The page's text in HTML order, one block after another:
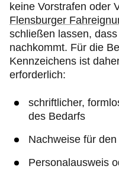
keine Vorstrafen oder
Flensburger
schließen lassen,
nachkommt. Für die
Kennzeichens ist
erforderlich:
schriftlicher,
des Bedarfs
Nachweise für
Personalausweis